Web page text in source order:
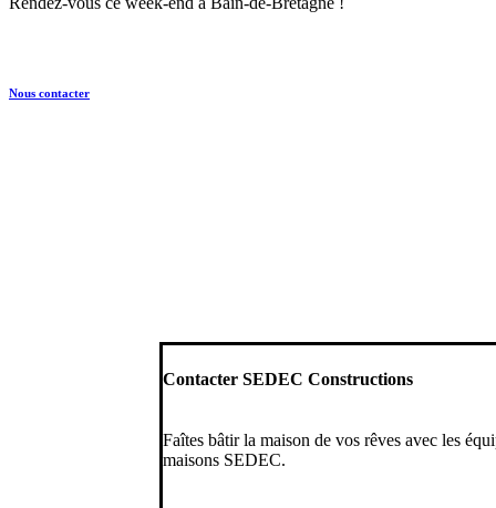
Nous contacter
Contacter SEDEC Constructions
Faîtes bâtir la maison de vos rêves avec les
maisons SEDEC.